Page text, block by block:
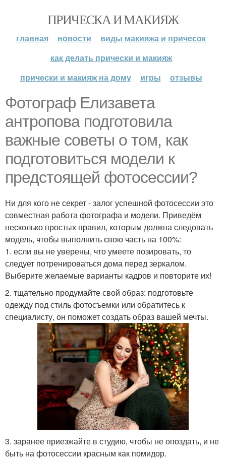
ПРИЧЕСКА И МАКИЯЖ
главная новости
виды макияжа и причесок
как делать прически и макияж
прически и макияж на дому
игры отзывы
Фотограф Елизавета
антропова подготовила
важные советы о том, как
подготовиться модели к
предстоящей фотосессии?
Ни для кого не секрет - залог успешной фотосессии это
совместная работа фотографа и модели. Приведём
несколько простых правил, которым должна следовать
модель, чтобы выполнить свою часть на 100%:
1. если вы не уверены, что умеете позировать, то
следует потренироваться дома перед зеркалом.
Выберите желаемые варианты кадров и повторите их!
2. тщательно продумайте свой образ: подготовьте
одежду под стиль фотосъемки или обратитесь к
специалисту, он поможет создать образ вашей мечты.
3. заранее приезжайте в студию, чтобы не опоздать, и не
быть на фотосессии красным как помидор.